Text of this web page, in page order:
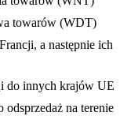
towarów (WDT)
a następnie ich
do innych krajów UE
odsprzedaż na terenie